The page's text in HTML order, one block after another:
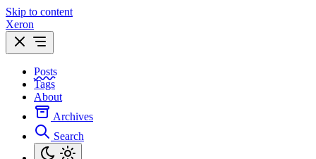
Skip to content
Xeron
Posts
Tags
About
Archives
Search